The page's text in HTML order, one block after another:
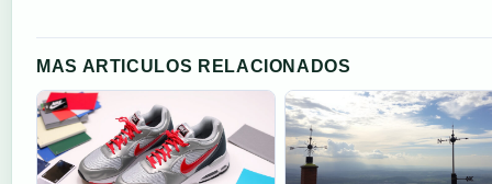
MAS ARTICULOS RELACIONADOS